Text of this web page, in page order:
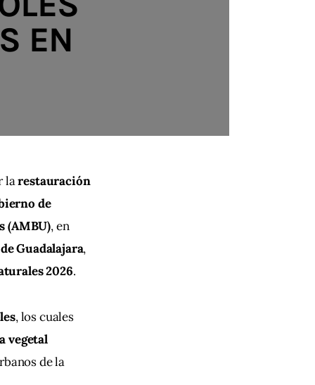
EN
la restauración
de
(AMBU), en
Guadalajara,
2026.
, los cuales
vegetal
de la